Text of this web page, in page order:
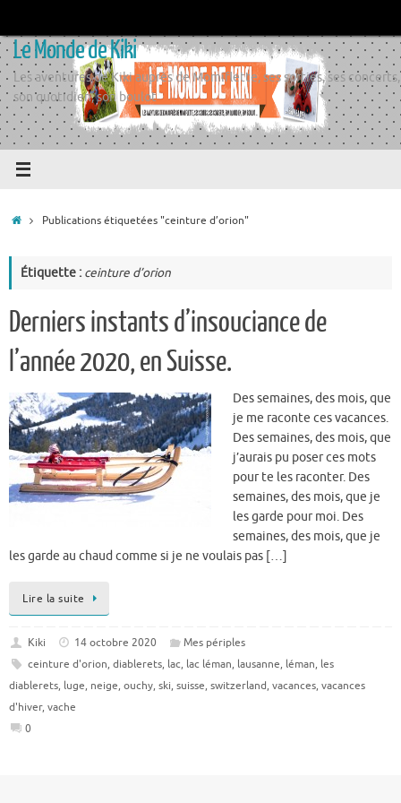
contenu
Le Monde de Kiki
Les aventures de Kiki auprès de Momiflette, ses sorties, ses concerts,
son quotidien, son boulot
AccueilPublications étiquetées "ceinture d’orion"
Étiquette : ceinture d’orion
Derniers instants d’insouciance de
l’année 2020, en Suisse.
Des semaines, des mois, que
je me raconte ces vacances.
Des semaines, des mois, que
j’aurais pu poser ces mots
pour te les raconter. Des
semaines, des mois, que je
les garde pour moi. Des
semaines, des mois, que je
les garde au chaud comme si je ne voulais pas […]
Lire la suite
Kiki 14 octobre 2020
Mes périples
ceinture d'orion, diablerets, lac, lac léman, lausanne, léman, les
diablerets, luge, neige, ouchy, ski, suisse, switzerland, vacances, vacances
d'hiver, vache
0